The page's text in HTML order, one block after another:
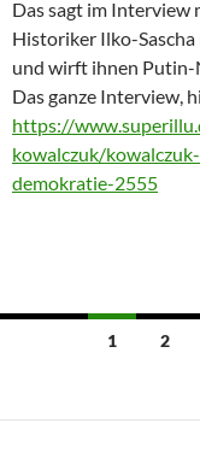
Das sagt im
Historiker Ilko-
und wirft ihnen Putin-
Das ganze Interview,
https://
kowalczuk/
demokratie-2555
1 2